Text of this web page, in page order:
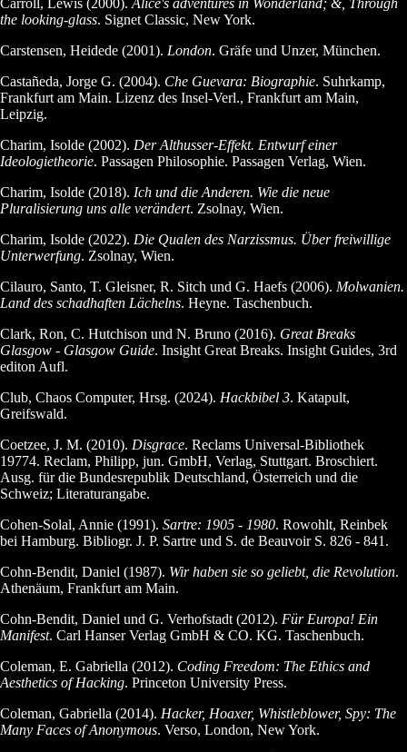
Carroll, Lewis (2000).Alice's adventures in Wonderland; &, Through
the looking-glass. Signet Classic, New York.
Carstensen, Heidede (2001). London. Gräfe und Unzer, München.
Castañeda, Jorge G. (2004). Che Guevara: Biographie. Suhrkamp,
Frankfurt am Main. Lizenz des Insel-Verl., Frankfurt am Main,
Leipzig.
Charim, Isolde (2002). Der Althusser-Effekt. Entwurf einer
Ideologietheorie. Passagen Philosophie. Passagen Verlag, Wien.
Charim, Isolde (2018). Ich und die Anderen. Wie die neue
Pluralisierung uns alle verändert. Zsolnay, Wien.
Charim, Isolde (2022). Die Qualen des Narzissmus. Über freiwillige
Unterwerfung. Zsolnay, Wien.
Cilauro, Santo, T. Gleisner, R. Sitch und G. Haefs (2006). Molwanien.
Land des schadhaften Lächelns. Heyne. Taschenbuch.
Clark, Ron, C. Hutchison und N. Bruno (2016). Great Breaks
Glasgow - Glasgow Guide. Insight Great Breaks. Insight Guides, 3rd
editon Aufl.
Club, Chaos Computer, Hrsg. (2024). Hackbibel 3. Katapult,
Greifswald.
Coetzee, J. M. (2010). Disgrace. Reclams Universal-Bibliothek
19774. Reclam, Philipp, jun. GmbH, Verlag, Stuttgart. Broschiert.
Ausg. für die Bundesrepublik Deutschland, Österreich und die
Schweiz; Literaturangabe.
Cohen-Solal, Annie (1991). Sartre: 1905 - 1980. Rowohlt, Reinbek
bei Hamburg. Bibliogr. J. P. Sartre und S. de Beauvoir S. 826 - 841.
Cohn-Bendit, Daniel (1987). Wir haben sie so geliebt, die Revolution.
Athenäum, Frankfurt am Main.
Cohn-Bendit, Daniel und G. Verhofstadt (2012). Für Europa! Ein
Manifest. Carl Hanser Verlag GmbH & CO. KG. Taschenbuch.
Coleman, E. Gabriella (2012). Coding Freedom: The Ethics and
Aesthetics of Hacking. Princeton University Press.
Coleman, Gabriella (2014). Hacker, Hoaxer, Whistleblower, Spy: The
Many Faces of Anonymous. Verso, London, New York.